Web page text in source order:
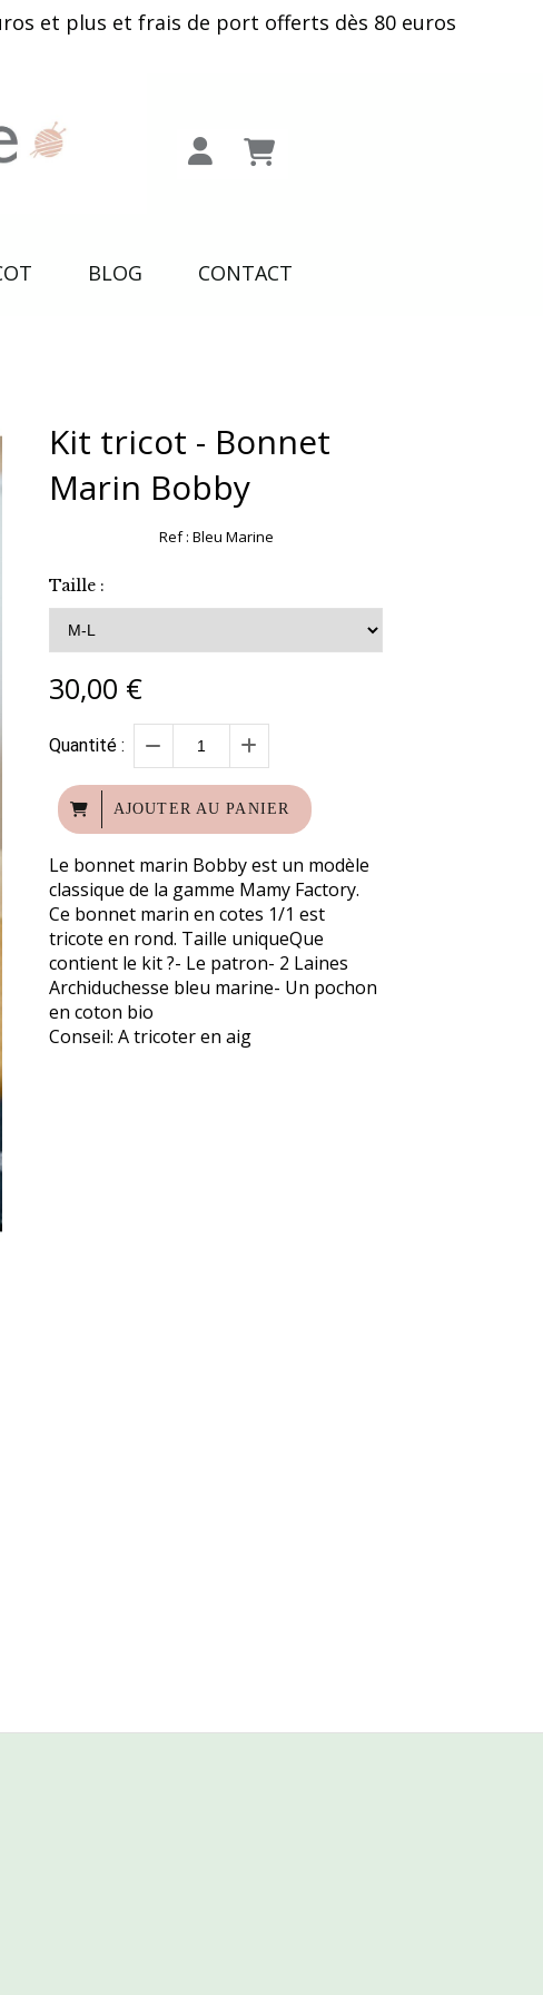
et plus et frais de port offerts dès 80 euros
BLOG CONTACT
Kit tricot - Bonnet
Marin Bobby
Ref : Bleu Marine
Taille :
30,00 €
Quantité :
AJOUTER AU PANIER
Le bonnet marin Bobby est un modèle
classique de la gamme Mamy Factory.
Ce bonnet marin en cotes 1/1 est
tricote en rond. Taille uniqueQue
contient le kit ?- Le patron- 2 Laines
Archiduchesse bleu marine- Un pochon
en coton bio
Conseil: A tricoter en aig